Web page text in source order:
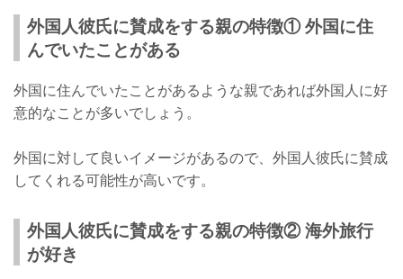
外国人彼氏に賛成をする親の特徴① 外国に住
んでいたことがある
外国に住んでいたことがあるような親であれば外国人に好
意的なことが多いでしょう。
外国に対して良いイメージがあるので、外国人彼氏に賛成
してくれる可能性が高いです。
外国人彼氏に賛成をする親の特徴② 海外旅行
が好き